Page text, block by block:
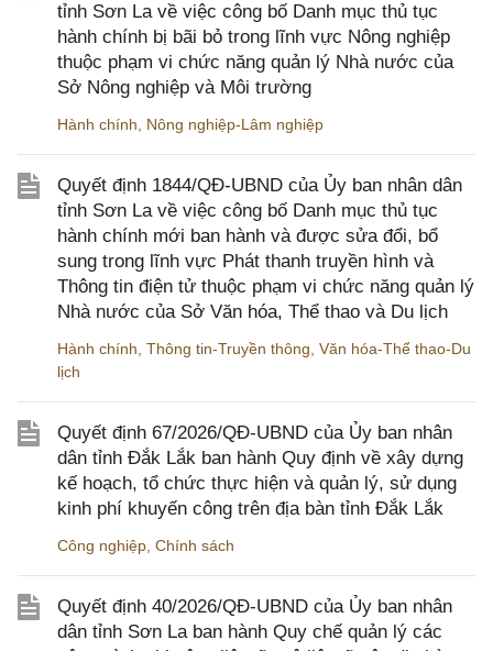
tỉnh Sơn La về việc công bố Danh mục thủ tục
hành chính bị bãi bỏ trong lĩnh vực Nông nghiệp
thuộc phạm vi chức năng quản lý Nhà nước của
Sở Nông nghiệp và Môi trường
Hành chính Nông nghiệp-Lâm nghiệp
Quyết định 1844/QĐ-UBND của Ủy ban nhân dân
tỉnh Sơn La về việc công bố Danh mục thủ tục
hành chính mới ban hành và được sửa đổi, bổ
sung trong lĩnh vực Phát thanh truyền hình và
Thông tin điện tử thuộc phạm vi chức năng quản lý
Nhà nước của Sở Văn hóa, Thể thao và Du lịch
Hành chính Thông tin-Truyền thông Văn hóa-Thể thao-Du
lịch
Quyết định 67/2026/QĐ-UBND của Ủy ban nhân
dân tỉnh Đắk Lắk ban hành Quy định về xây dựng
kế hoạch, tổ chức thực hiện và quản lý, sử dụng
kinh phí khuyến công trên địa bàn tỉnh Đắk Lắk
Công nghiệp Chính sách
Quyết định 40/2026/QĐ-UBND của Ủy ban nhân
dân tỉnh Sơn La ban hành Quy chế quản lý các